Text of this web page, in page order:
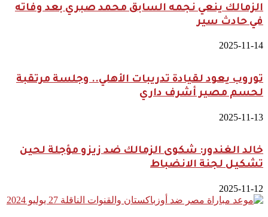
الزمالك ينعي نجمه السابق محمد صبري بعد وفاته
في حادث سير
2025-11-14
توروب يعود لقيادة تدريبات الأهلي.. وجلسة مرتقبة
لحسم مصير أشرف داري
2025-11-13
خالد الغندور: شكوى الزمالك ضد زيزو مؤجلة لحين
تشكيل لجنة الانضباط
2025-11-12